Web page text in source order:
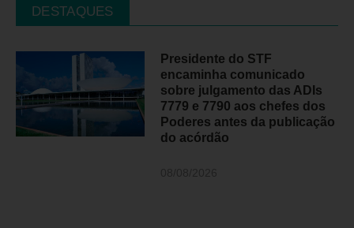
DESTAQUES
Presidente do STF
encaminha comunicado
sobre julgamento das ADIs
7779 e 7790 aos chefes dos
Poderes antes da publicação
do acórdão